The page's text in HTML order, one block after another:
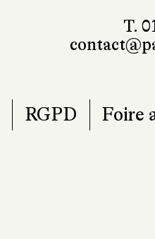
T.
RGPD Foire